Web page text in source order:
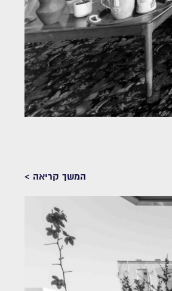
המשך קריאה >